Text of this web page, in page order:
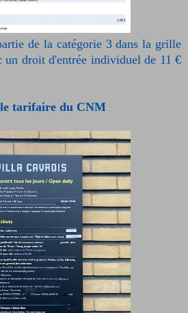
de la catégorie 3 dans la grille
droit d'entrée individuel de 11 €
tarifaire du CNM